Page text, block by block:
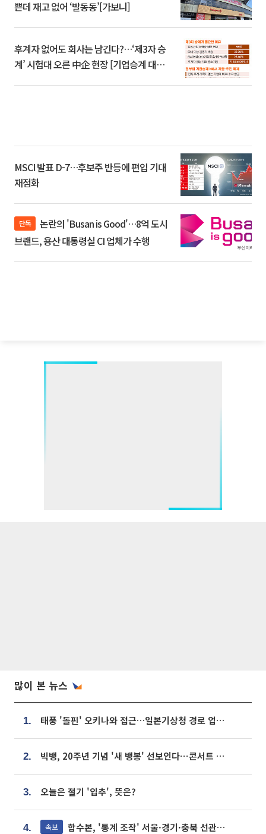
쁜데 재고 없어 ‘발동동’[가보니]
후계자 없어도 회사는 남긴다?…‘제3자 승
계’ 시험대 오른 中企 현장 [기업승계 대전
MSCI 발표 D-7…후보주 반등에 편입 기대
재점화
단독
브랜드, 용산 대통령실 CI 업체가 수행
많이 본 뉴스
1. 태풍 '돌핀' 오키나와 접근…일본기상청 경로 업데이트
2. 빅뱅, 20주년 기념 '새 뱅봉' 선보인다⋯콘서트 앞두고 팝업 개최
3. 오늘은 절기 '입추', 뜻은?
4. 속보 합수본, '통계 조작' 서울·경기·충북 선관위 등 추가 압수수색